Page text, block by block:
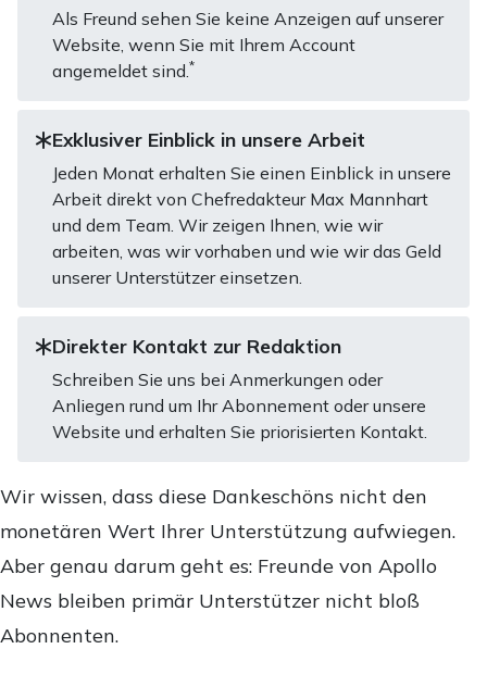
Als Freund sehen Sie keine Anzeigen auf unserer
Website, wenn Sie mit Ihrem Account
angemeldet sind.*
Exklusiver Einblick in unsere Arbeit
Jeden Monat erhalten Sie einen Einblick in unsere
Arbeit direkt von Chefredakteur Max Mannhart
und dem Team. Wir zeigen Ihnen, wie wir
arbeiten, was wir vorhaben und wie wir das Geld
unserer Unterstützer einsetzen.
Direkter Kontakt zur Redaktion
Schreiben Sie uns bei Anmerkungen oder
Anliegen rund um Ihr Abonnement oder unsere
Website und erhalten Sie priorisierten Kontakt.
Wir wissen, dass diese Dankeschöns nicht den
monetären Wert Ihrer Unterstützung aufwiegen.
Aber genau darum geht es: Freunde von Apollo
News bleiben primär Unterstützer nicht bloß
Abonnenten.